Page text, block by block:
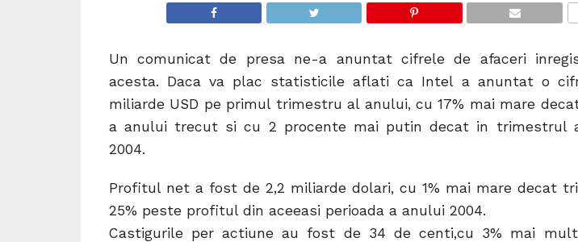
Un comunicat de presa ne-a anuntat cifrele de afaceri
acesta. Daca va plac statisticile aflati ca Intel a anuntat o
miliarde USD pe primul trimestru al anului, cu 17% mai mare
a anului trecut si cu 2 procente mai putin decat in trimestrul
2004.
Profitul net a fost de 2,2 miliarde dolari, cu 1% mai mare decat
25% peste profitul din aceeasi perioada a anului 2004.
Castigurile per actiune au fost de 34 de centi,cu 3% mai